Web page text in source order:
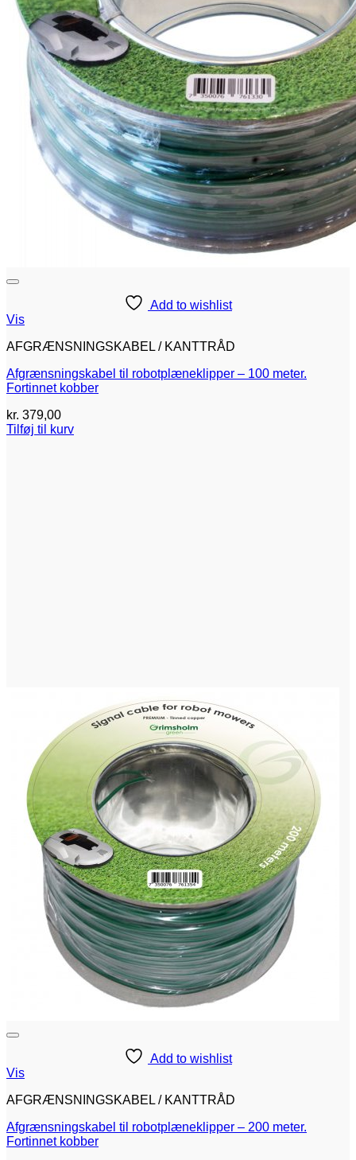
Add to wishlist
Vis
AFGRÆNSNINGSKABEL / KANTTRÅD
Afgrænsningskabel til robotplæneklipper – 100 meter.
Fortinnet kobber
kr. 379,00
Tilføj til kurv
Add to wishlist
Vis
AFGRÆNSNINGSKABEL / KANTTRÅD
Afgrænsningskabel til robotplæneklipper – 200 meter.
Fortinnet kobber